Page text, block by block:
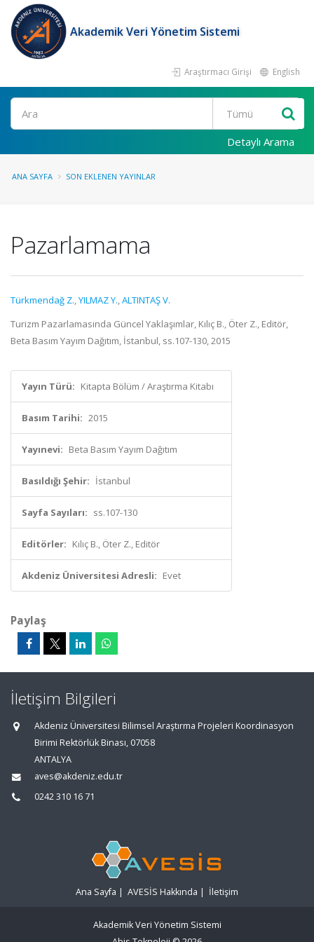
Akademik Veri Yönetim Sistemi
Araştırmacı Girişi English
Ara
Detaylı Arama
ANA SAYFA SON EKLENEN YAYINLAR
Pazarlamama
Türkmendağ Z.,YILMAZ Y.,ALTINTAŞ V.
Turizm Pazarlamasında Güncel Yaklaşımlar, Kılıç B., Öter Z., Editör,
Beta Basım Yayım Dağıtım, İstanbul, ss.107-130, 2015
Yayın Türü: Kitapta Bölüm / Araştırma Kitabı
Basım Tarihi: 2015
Yayınevi: Beta Basım Yayım Dağıtım
Basıldığı Şehir: İstanbul
Sayfa Sayıları: ss.107-130
Editörler: Kılıç B., Öter Z., Editör
Akdeniz Üniversitesi Adresli: Evet
Paylaş
İletişim Bilgileri
Akdeniz Üniversitesi Bilimsel Araştırma Projeleri Koordinasyon
Birimi Rektörlük Binası, 07058
ANTALYA
aves@akdeniz.edu.tr
0242 310 16 71
Ana Sayfa | AVESİS Hakkında | İletişim
Akademik Veri Yönetim Sistemi